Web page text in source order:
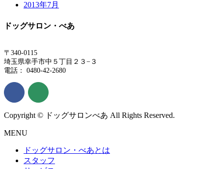
2013年7月
ドッグサロン・べあ
〒340-0115
埼玉県幸手市中５丁目２３−３
電話： 0480-42-2680
Copyright © ドッグサロンべあ All Rights Reserved.
MENU
ドッグサロン・べあとは
スタッフ